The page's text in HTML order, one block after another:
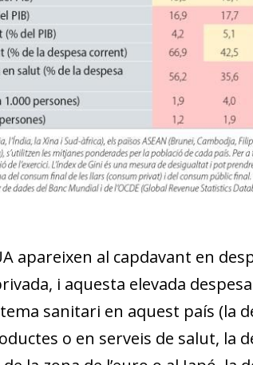
apareixen al capdavant en
i aquesta elevada
sanitari en aquest país (la
o en serveis de salut, la